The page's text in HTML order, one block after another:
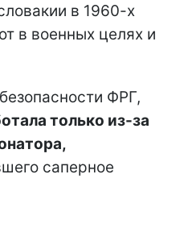
в 1960-х
в военных целях и
ФРГ,
только из-за
саперное